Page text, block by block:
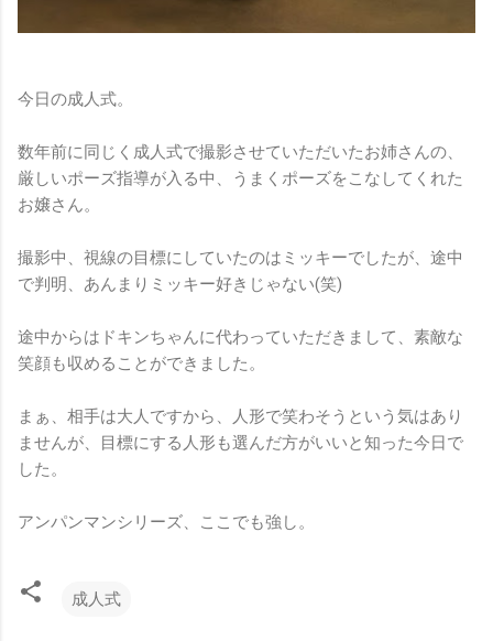
今日の成人式。
数年前に同じく成人式で撮影させていただいたお姉さんの、
厳しいポーズ指導が入る中、うまくポーズをこなしてくれた
お嬢さん。
撮影中、視線の目標にしていたのはミッキーでしたが、途中
で判明、あんまりミッキー好きじゃない(笑)
途中からはドキンちゃんに代わっていただきまして、素敵な
笑顔も収めることができました。
まぁ、相手は大人ですから、人形で笑わそうという気はあり
ませんが、目標にする人形も選んだ方がいいと知った今日で
した。
アンパンマンシリーズ、ここでも強し。
成人式